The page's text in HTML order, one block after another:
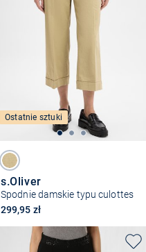
Ostatnie sztuki
s.Oliver
Spodnie damskie typu culottes
299,95 zł